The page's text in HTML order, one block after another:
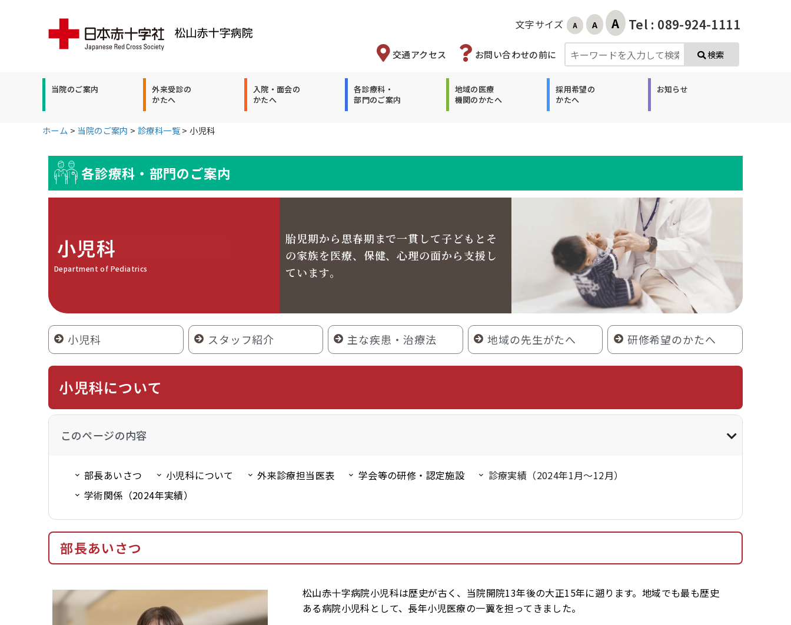
文字サイズ A A A Tel : 089-924-1111
交通アクセス お問い合わせの前に 検索
当院のご案内
外来受診の
かたへ
入院・面会の
かたへ
各診療科・
部門のご案内
地域の医療
機関のかたへ
採用希望の
かたへ
お知らせ
ホーム > 当院のご案内 >診療科一覧>小児科
各診療科・部門のご案内
小児科
Department of Pediatrics
胎児期から思春期まで一貫して子どもとそ
の家族を医療、保健、心理の面から支援し
ています。
小児科 スタッフ紹介 主な疾患・治療法 地域の先生がたへ 研修希望のかたへ
小児科について
このページの内容
部長あいさつ 小児科について 外来診療担当医表 学会等の研修・認定施設
診療実績（2024年1月～12月）
学術関係（2024年実績）
部長あいさつ
松山赤十字病院小児科は歴史が古く、当院開院13年後の大正15年に遡ります。地域でも最も歴史
ある病院小児科として、長年小児医療の一翼を担ってきました。